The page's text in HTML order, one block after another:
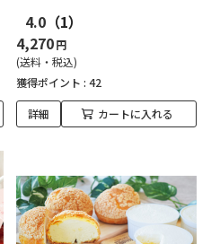
4.0 （1）
4,270円
(送料・税込)
獲得ポイント : 42
詳細 カートに入れる